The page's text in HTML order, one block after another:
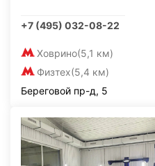
+7 (495) 032-08-22
Ховрино(5,1 км)
Физтех(5,4 км)
Береговой пр-д, 5